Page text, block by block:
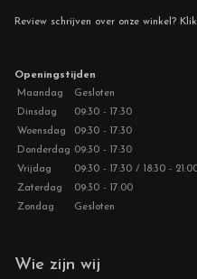
Review schrijven over onze winkel?
Openingstijden
Maandag
Gesloten
Dinsdag
09:30 - 17:30
Woensdag
09:30 - 17:30
Donderdag 09:30 - 17:30
Vrijdag
09:30 - 17:30 / 18:30 -
Zaterdag
09:30 - 17:00
Zondag
Gesloten
Wie zijn wij